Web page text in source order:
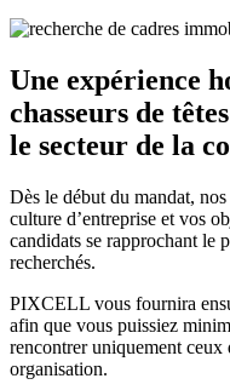
Une expérience
chasseurs de
le secteur de la
Dès le début du mandat,
culture d’entreprise et vos
candidats se rapprochant le
recherchés.
PIXCELL vous fournira
afin que vous puissiez
rencontrer uniquement ceux
organisation.